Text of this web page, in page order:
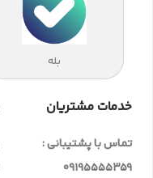
بله
خدمات مشتریان
تماس با پشتیبانی :
09195555359